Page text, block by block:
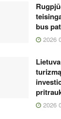
bus
2026
2026